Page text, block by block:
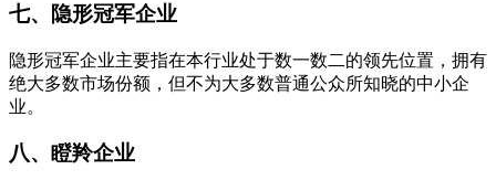
七、隐形冠军企业
隐形冠军企业主要指在本行业处于数一数二的领先位置，拥有
绝大多数市场份额，但不为大多数普通公众所知晓的中小企
业。
八、瞪羚企业